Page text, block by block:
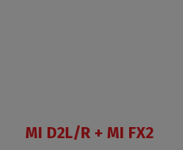
MI D2L/R + MI FX2